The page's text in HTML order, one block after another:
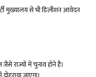
मुख्यालय से भी डिलीशन आवेदन
राज्यों में चुनाव होने हैं।